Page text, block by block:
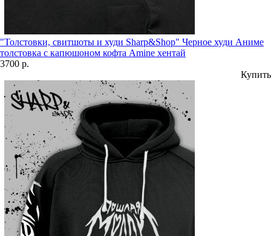
"Толстовки, свитшоты и худи Sharp&Shop" Черное худи Аниме
толстовка с капюшоном кофта Amine хентай
3700 р.
Купить